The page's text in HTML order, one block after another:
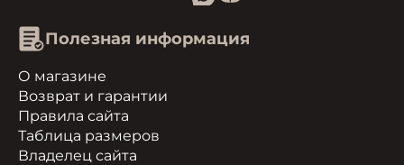
Полезная информация
О магазине
Возврат и гарантии
Правила сайта
Таблица размеров
Владелец сайта